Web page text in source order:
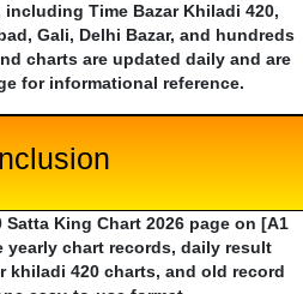
Time Bazar Khiladi 420,
Gali, Delhi Bazar, and hundreds
charts are updated daily and are
for informational reference.
Satta King Chart 2026 page on [A1
yearly chart records, daily result
khiladi 420 charts, and old record